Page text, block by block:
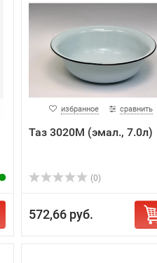
избранное сравнить
Таз 3020М (эмал., 7.0л)
(0)
572,66 руб.